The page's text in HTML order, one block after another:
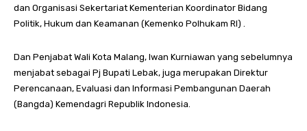
dan Organisasi Sekertariat Kementerian Koordinator Bidang
Politik, Hukum dan Keamanan (Kemenko Polhukam RI) .
Dan Penjabat Wali Kota Malang, Iwan Kurniawan yang sebelumnya
menjabat sebagai Pj Bupati Lebak, juga merupakan Direktur
Perencanaan, Evaluasi dan Informasi Pembangunan Daerah
(Bangda) Kemendagri Republik Indonesia.